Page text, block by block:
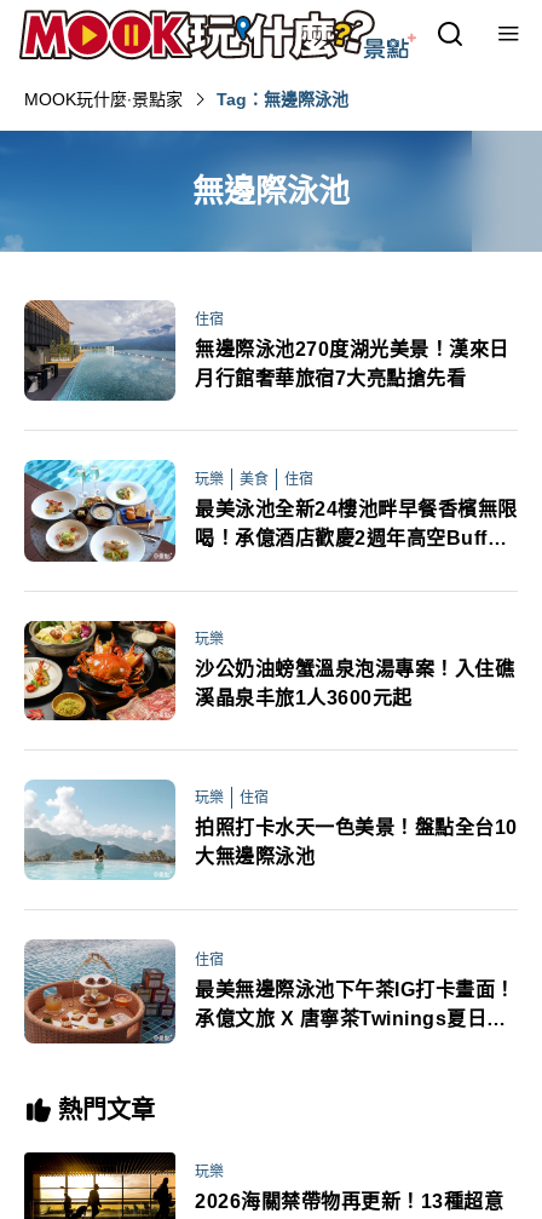
MOOK玩什麼‧景點家 Tag：無邊際泳池
無邊際泳池
住宿
無邊際泳池270度湖光美景！漢來日
月行館奢華旅宿7大亮點搶先看
玩樂 美食 住宿
最美泳池全新24樓池畔早餐香檳無限
喝！承億酒店歡慶2週年高空Buffet
玩樂
沙公奶油螃蟹溫泉泡湯專案！入住礁
溪晶泉丰旅1人3600元起
玩樂 住宿
拍照打卡水天一色美景！盤點全台10
大無邊際泳池
住宿
最美無邊際泳池下午茶IG打卡畫面！
承億文旅 X 唐寧茶Twinings夏日住
熱門文章
玩樂
2026海關禁帶物再更新！13種超意